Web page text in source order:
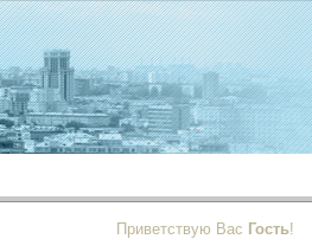
Приветствую Вас Гость!